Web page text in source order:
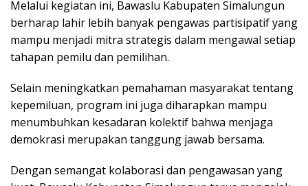
Melalui kegiatan ini, Bawaslu Kabupaten Simalungun
berharap lahir lebih banyak pengawas partisipatif yang
mampu menjadi mitra strategis dalam mengawal setiap
tahapan pemilu dan pemilihan.
Selain meningkatkan pemahaman masyarakat tentang
kepemiluan, program ini juga diharapkan mampu
menumbuhkan kesadaran kolektif bahwa menjaga
demokrasi merupakan tanggung jawab bersama.
Dengan semangat kolaborasi dan pengawasan yang